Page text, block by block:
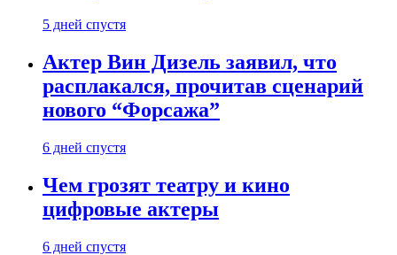
5 дней спустя
Актер Вин Дизель заявил, что
расплакался, прочитав сценарий
нового “Форсажа”
6 дней спустя
Чем грозят театру и кино
цифровые актеры
6 дней спустя